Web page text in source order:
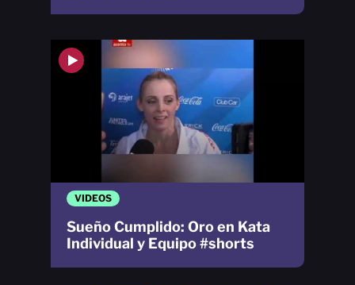
VIDEOS
Sueño Cumplido: Oro en Kata
Individual y Equipo #shorts